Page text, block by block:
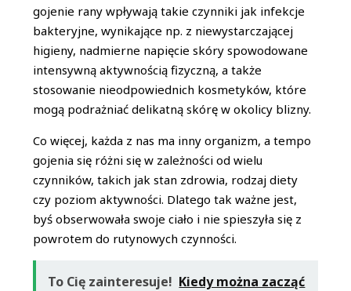
gojenie rany wpływają takie czynniki jak infekcje
bakteryjne, wynikające np. z niewystarczającej
higieny, nadmierne napięcie skóry spowodowane
intensywną aktywnością fizyczną, a także
stosowanie nieodpowiednich kosmetyków, które
mogą podrażniać delikatną skórę w okolicy blizny.
Co więcej, każda z nas ma inny organizm, a tempo
gojenia się różni się w zależności od wielu
czynników, takich jak stan zdrowia, rodzaj diety
czy poziom aktywności. Dlatego tak ważne jest,
byś obserwowała swoje ciało i nie spieszyła się z
powrotem do rutynowych czynności.
To Cię zainteresuje! Kiedy można zacząć